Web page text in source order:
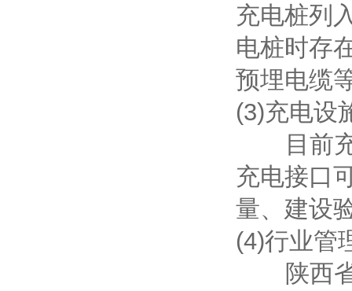
充电桩列
电桩时存
预埋电缆
(3)充电设
目前充
充电接口
量、建设
(4)行业管
陕西省